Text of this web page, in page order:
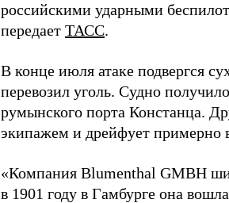
российскими ударными
передает ТАСС.
В конце июля атаке подвергся
перевозил уголь. Судно
румынского порта Констанца.
экипажем и дрейфует примерно
«Компания Blumenthal GMBH
в 1901 году в Гамбурге она